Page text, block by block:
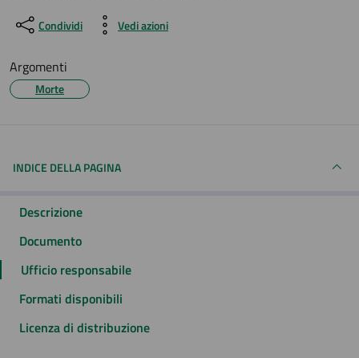
Condividi Vedi azioni
Argomenti
Morte
INDICE DELLA PAGINA
Descrizione
Documento
Ufficio responsabile
Formati disponibili
Licenza di distribuzione